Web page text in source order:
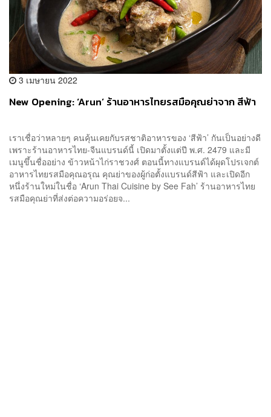
3 เมษายน 2022
New Opening: ‘Arun’ ร้านอาหารไทยรสมือคุณย่าจาก สีฟ้า
เราเชื่อว่าหลายๆ คนคุ้นเคยกับรสชาติอาหารของ ‘สีฟ้า’ กันเป็นอย่างดี
เพราะร้านอาหารไทย-จีนแบรนด์นี้ เปิดมาตั้งแต่ปี พ.ศ. 2479 และมี
เมนูขึ้นชื่ออย่าง ข้าวหน้าไก่ราชวงศ์ ตอนนี้ทางแบรนด์ได้ผุดโปรเจกต์
อาหารไทยรสมือคุณอรุณ คุณย่าของผู้ก่อตั้งแบรนด์สีฟ้า และเปิดอีก
หนึ่งร้านใหม่ในชื่อ ‘Arun Thai Cuisine by See Fah’ ร้านอาหารไทย
รสมือคุณย่าที่ส่งต่อความอร่อยจ...